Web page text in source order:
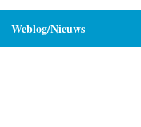
Weblog/Nieuws